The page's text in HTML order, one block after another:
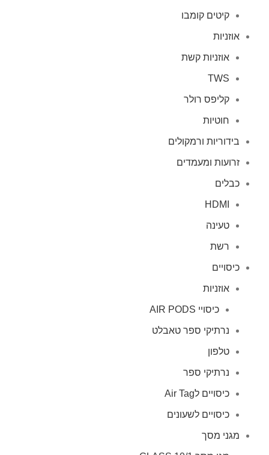
קיטים קומבו
אוזניות
אוזניות קשת
TWS
קליפס רולר
חוטיות
בידוריות ורמקולים
זרועות ומעמדים
כבלים
HDMI
טעינה
רשת
כיסויים
אוזניות
כיסויי AIR PODS
נרתיקי ספר טאבלט
טלפון
נרתיקי ספר
כיסויים לAir Tag
כיסויים לשעונים
מגני מסך